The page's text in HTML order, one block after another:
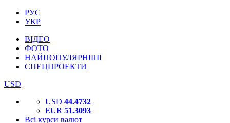
РУС
УКР
ВІДЕО
ФОТО
НАЙПОПУЛЯРНІШІ
СПЕЦПРОЕКТИ
USD
USD 44.4732
EUR 51.3093
Всі курси валют